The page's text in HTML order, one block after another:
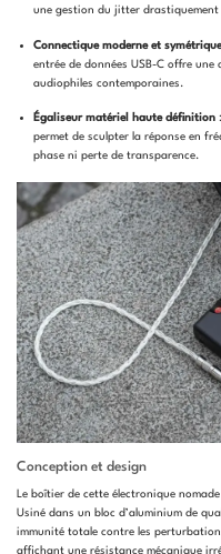
une gestion du jitter drastiquement
Connectique moderne et symétrique
entrée de données USB-C offre
audiophiles contemporaines.
Égaliseur matériel haute définition:
permet de sculpter la réponse en
phase ni perte de transparence.
Conception et design
Le boîtier de cette électronique
Usiné dans un bloc d’aluminium de
immunité totale contre les
affichant une résistance mécanique